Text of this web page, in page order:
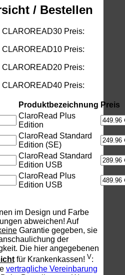
/ Bestellen
Preis:
Preis:
Preis:
Preis:
Produktbezeichnung Preis
ClaroRead Plus
Edition
ClaroRead Standard
Edition (SE)
ClaroRead Standard
Edition USB
ClaroRead Plus
Edition USB
im Design und Farbe
abweichen! Auf
Garantie gegeben, sie
der
Die hier angegebenen
für Krankenkassen! V:
vertragliche Vereinbarung